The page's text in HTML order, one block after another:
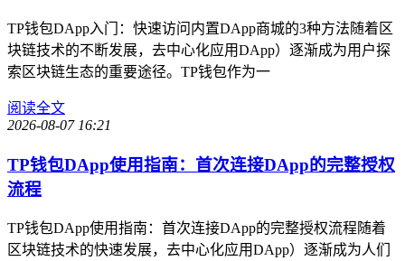
TP钱包DApp入门：快速访问内置DApp商城的3种方法随着区
块链技术的不断发展，去中心化应用DApp）逐渐成为用户探
索区块链生态的重要途径。TP钱包作为一
阅读全文
2026-08-07 16:21
TP钱包DApp使用指南：首次连接DApp的完整授权
流程
TP钱包DApp使用指南：首次连接DApp的完整授权流程随着
区块链技术的快速发展，去中心化应用DApp）逐渐成为人们